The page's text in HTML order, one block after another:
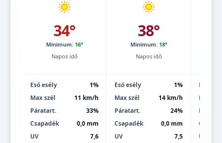
34°
Minimum: 16°
Napos idő
Eső esély
1%
Max szél
11 km/h
Páratart.
33%
Csapadék
0,0 mm
UV
7,6
38°
Minimum: 18°
Napos idő
Eső esély
1%
Max szél
14 km/h
Páratart.
24%
Csapadék
0,0 mm
UV
7,5
Eső
Max
UV